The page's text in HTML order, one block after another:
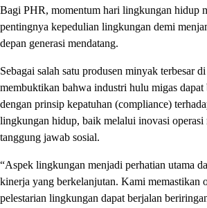
Bagi PHR, momentum hari lingkungan hidup
pentingnya kepedulian lingkungan demi
depan generasi mendatang.
Sebagai salah satu produsen minyak terbesar
membuktikan bahwa industri hulu migas dapat
dengan prinsip kepatuhan (compliance)
lingkungan hidup, baik melalui inovasi operasi
tanggung jawab sosial.
“Aspek lingkungan menjadi perhatian utama
kinerja yang berkelanjutan. Kami memastikan
pelestarian lingkungan dapat berjalan